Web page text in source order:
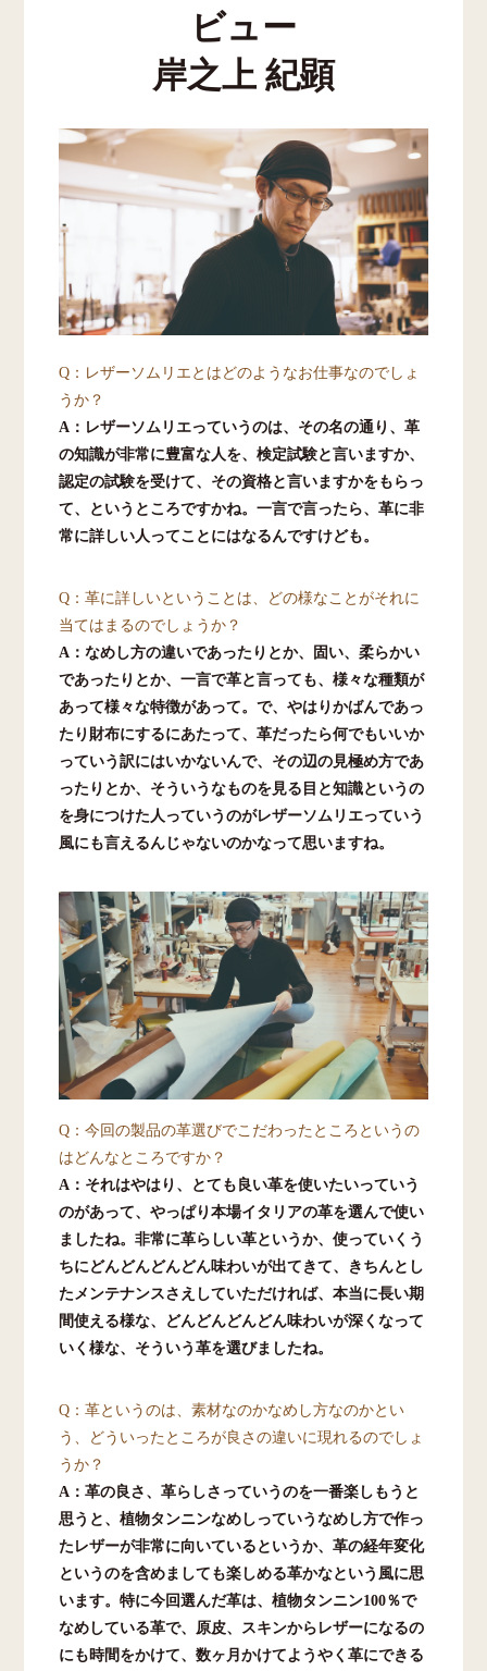
ビュー
岸之上 紀顕
Q：レザーソムリエとはどのようなお仕事なのでしょ
うか？
A：レザーソムリエっていうのは、その名の通り、革
の知識が非常に豊富な人を、検定試験と言いますか、
認定の試験を受けて、その資格と言いますかをもらっ
て、というところですかね。一言で言ったら、革に非
常に詳しい人ってことにはなるんですけども。
Q：革に詳しいということは、どの様なことがそれに
当てはまるのでしょうか？
A：なめし方の違いであったりとか、固い、柔らかい
であったりとか、一言で革と言っても、様々な種類が
あって様々な特徴があって。で、やはりかばんであっ
たり財布にするにあたって、革だったら何でもいいか
っていう訳にはいかないんで、その辺の見極め方であ
ったりとか、そういうなものを見る目と知識というの
を身につけた人っていうのがレザーソムリエっていう
風にも言えるんじゃないのかなって思いますね。
Q：今回の製品の革選びでこだわったところというの
はどんなところですか？
A：それはやはり、とても良い革を使いたいっていう
のがあって、やっぱり本場イタリアの革を選んで使い
ましたね。非常に革らしい革というか、使っていくう
ちにどんどんどんどん味わいが出てきて、きちんとし
たメンテナンスさえしていただければ、本当に長い期
間使える様な、どんどんどんどん味わいが深くなって
いく様な、そういう革を選びましたね。
Q：革というのは、素材なのかなめし方なのかとい
う、どういったところが良さの違いに現れるのでしょ
うか？
A：革の良さ、革らしさっていうのを一番楽しもうと
思うと、植物タンニンなめしっていうなめし方で作っ
たレザーが非常に向いているというか、革の経年変化
というのを含めましても楽しめる革かなという風に思
います。特に今回選んだ革は、植物タンニン100％で
なめしている革で、原皮、スキンからレザーになるの
にも時間をかけて、数ヶ月かけてようやく革にできる